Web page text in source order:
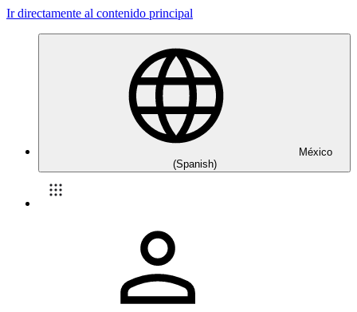
Ir directamente al contenido principal
México
(Spanish)